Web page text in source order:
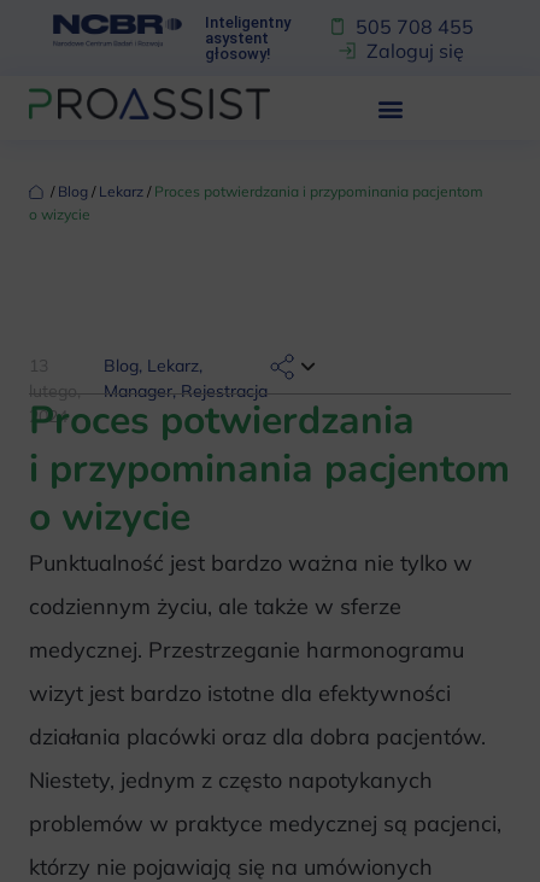
Inteligentny
asystent
głosowy!
505 708 455
Zaloguj się
‏‏‎ ‎/‏‏‎ ‎ Blog ‏‏‎ ‎/‏‏‎ ‎ Lekarz ‏‏‎ ‎/‏‏‎ ‎ Proces potwierdzania i przypominania pacjentom
o wizycie
13
lutego,
2024
Blog, Lekarz,
Manager,Rejestracja
Proces potwierdzania
i przypominania pacjentom
o wizycie
Punktualność jest bardzo ważna nie tylko w
codziennym życiu, ale także w sferze
medycznej. Przestrzeganie harmonogramu
wizyt jest bardzo istotne dla efektywności
działania placówki oraz dla dobra pacjentów.
Niestety, jednym z często napotykanych
problemów w praktyce medycznej są pacjenci,
którzy nie pojawiają się na umówionych